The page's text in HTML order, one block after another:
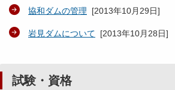
協和ダムの管理 [2013年10月29日]
岩見ダムについて [2013年10月28日]
試験・資格